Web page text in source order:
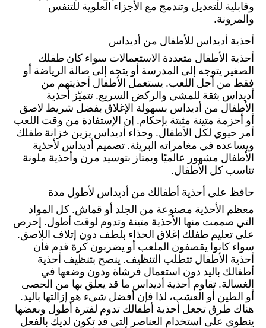
وقابلية للتعديل وتندمج مع الأجزاء العلوية للتنفس
والمرونة.
أحذية أديداس للأطفال من أديداس
أحذية الأطفال متعددة الاستعمالات سواء كان طفلك
الصغير يتوجه إلى المدرسة أو يتجه إلى صالة الرياضة أو
فقط من أجل اللعب. يستعمل الأطفال أحذيتهم من
أديداس بثقة للمشي والركض السريع. تتميّز أحذية
الأطفال من أديداس بسهولة الإغلاق بفضل شريط لاصق
أو أحزمة متينة مثبتة بإحكام. إن الإستفادة من وقت اللعب
أمر حيوي لكل الأطفال. وحذاء أديداس يزين خزانة طفلك
ويساعده في مغامراته البريئة. تصميم أديداس لأحذية
الأطفال مشهور عالميًا ويمتاز بتوسيد مرن وأحذية ملونة
تناسب كل الأطفال.
حافظ على أحذية أطفالك من أديداس لأطول مدة
معظم الأحذية مصنوعة من الجلد أو قماش. كل المواد
التي صممت منها الأحذية متينة وتدوم لوقت أطول. إحرص
على تعليم طفلك إغلاق الحذاء بلطف دون إتلاف اللاصق.
سواء كانوا يقصفون الملعب أو يضربون كرة قدم فأن
أحذية الأطفال تتطلب التنظيف. ينصح بتنظيف أحذية
أطفالك باليد دون استعمال فرشاة ودون وضعها في
الغسالة. تقاوم أحذية أديداس ما قد يعلق بها من الحصى
أو الطين أو العشب، لذا فإن أفضل شيء هو إزالتها باليد.
هناك طرق تجعل أحذية أطفالك تدوم لفترة أطول وبعضها
ينطوي على استخدام العناصر التي قد تكون لديك بالفعل